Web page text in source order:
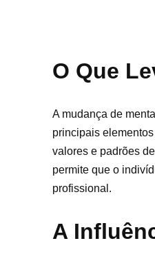
O Que
A mudança de
principais
valores e padrões
permite que o
profissional.
A